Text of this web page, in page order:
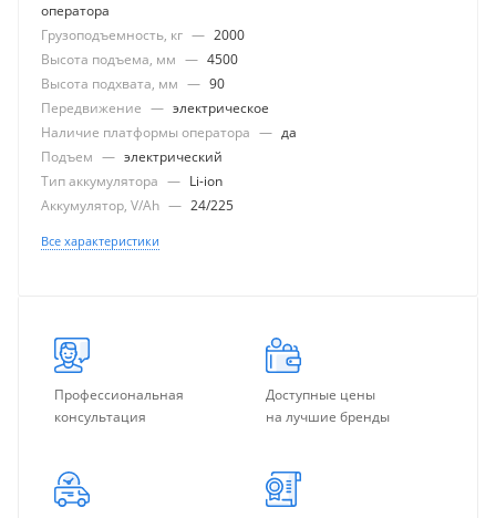
оператора
Грузоподъемность, кг — 2000
Высота подъема, мм — 4500
Высота подхвата, мм — 90
Передвижение — электрическое
Наличие платформы оператора — да
Подъем — электрический
Тип аккумулятора — Li-ion
Аккумулятор, V/Ah — 24/225
Все характеристики
Профессиональная
консультация
Доступные цены
на лучшие бренды